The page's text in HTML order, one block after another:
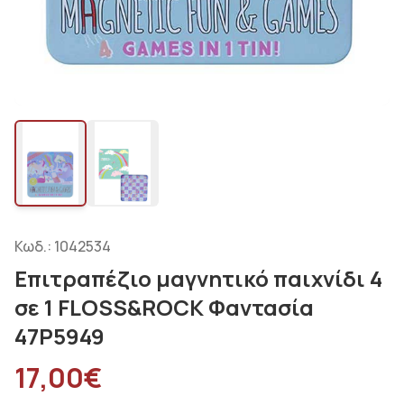
Κωδ.: 1042534
Επιτραπέζιο μαγνητικό παιχνίδι 4
σε 1 FLOSS&ROCK Φαντασία
47P5949
17,00€